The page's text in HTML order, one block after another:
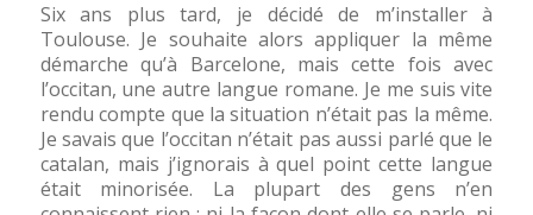
Six ans plus tard, je décidé de m’installer à
Toulouse. Je souhaite alors appliquer la même
démarche qu’à Barcelone, mais cette fois avec
l’occitan, une autre langue romane. Je me suis vite
rendu compte que la situation n’était pas la même.
Je savais que l’occitan n’était pas aussi parlé que le
catalan, mais j’ignorais à quel point cette langue
était minorisée. La plupart des gens n’en